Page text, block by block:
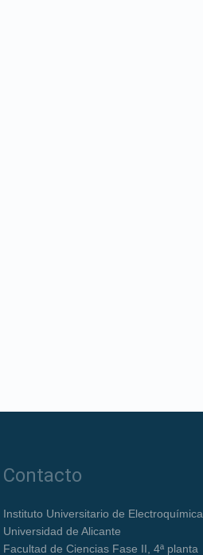
Contacto
Instituto Universitario de Electroquímica
Universidad de Alicante
Facultad de Ciencias Fase II, 4ª planta